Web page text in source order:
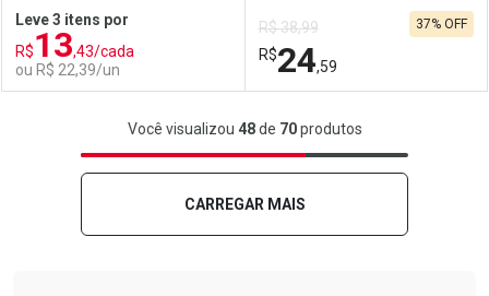
Comprar sem Desconto
Por R$ 44,37/cada
Comprar sem Desconto
Por R$ 44,37/cada
Comprar sem Desconto
Por R$ 44,37/cada
Comprar sem Desconto
Por R$ 44,37/cada
Leve 3 itens por
R$13,43/cada
ou R$ 22,39/un
FECHAR
Laboratório
FECHAR
Por Menos
R$ 38,99
R$24,59
37% OFF
Laboratório
Por Menos
Você visualizou 48de 70produtos
CARREGAR MAIS